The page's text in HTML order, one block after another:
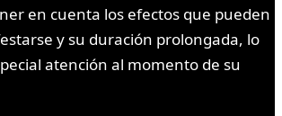
en cuenta los efectos que pueden
y su duración prolongada, lo
atención al momento de su